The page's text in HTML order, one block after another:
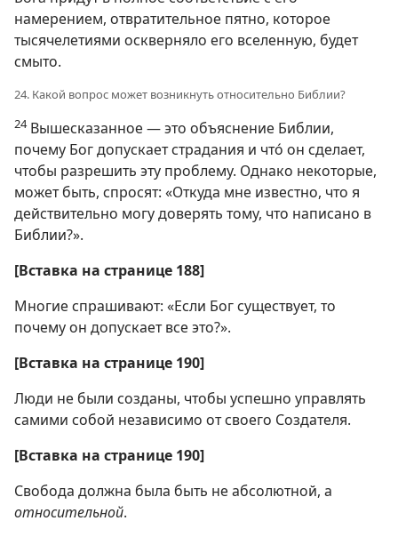
намерением, отвратительное пятно, которое
тысячелетиями оскверняло его вселенную, будет
смыто.
24. Какой вопрос может возникнуть относительно Библии?
24Вышесказанное — это объяснение Библии,
почему Бог допускает страдания и что́ он сделает,
чтобы разрешить эту проблему. Однако некоторые,
может быть, спросят: «Откуда мне известно, что я
действительно могу доверять тому, что написано в
Библии?».
[Вставка на странице 188]
Многие спрашивают: «Если Бог существует, то
почему он допускает все это?».
[Вставка на странице 190]
Люди не были созданы, чтобы успешно управлять
самими собой независимо от своего Создателя.
[Вставка на странице 190]
Свобода должна была быть не абсолютной, а
относительной.